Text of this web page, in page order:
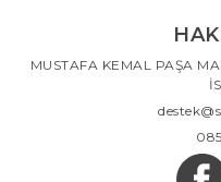
MUSTAFA KEMAL PAŞA